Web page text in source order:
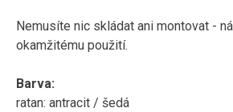
Nemusíte nic skládat ani montovat -
okamžitému použití.
Barva:
ratan: antracit / šedá